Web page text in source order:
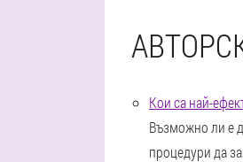
Кои са най-
Възможно ли е
процедури да